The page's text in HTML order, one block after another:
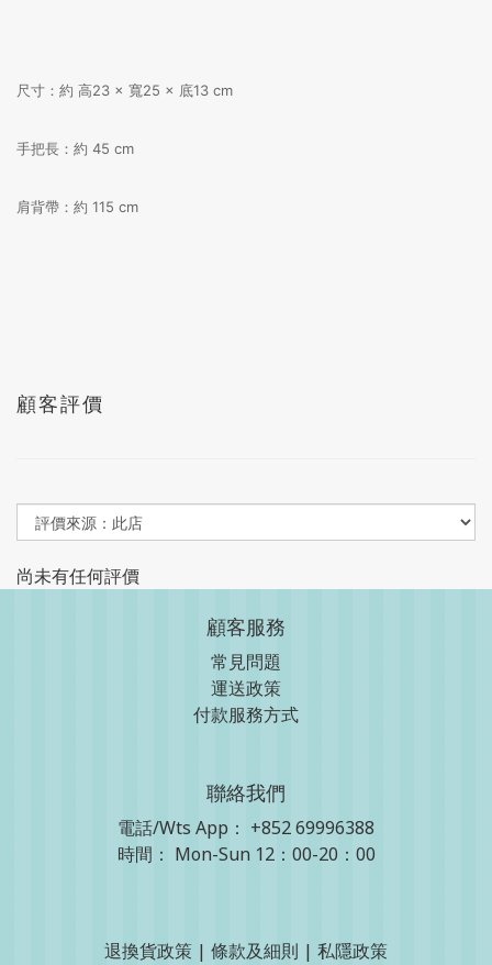
尺寸：約 高23 × 寬25 × 底13 cm
手把長：約 45 cm
肩背帶：約 115 cm
顧客評價
尚未有任何評價
顧客服務
常見問題
運送政策
付款服務方式
聯絡我們
電話/Wts App： +852 69996388
時間： Mon-Sun 12：00-20：00
退換貨政策 | 條款及細則 | 私隱政策